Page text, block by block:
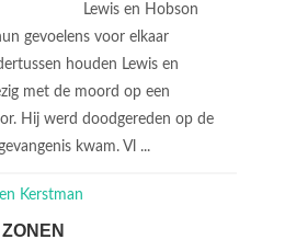
Lewis en Hobson
gevoelens voor elkaar
houden Lewis en
met de moord op een
Hij werd doodgereden op de
kwam. Vl ...